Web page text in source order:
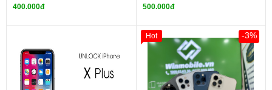
400.000đ
500.000đ
-3%
Hot